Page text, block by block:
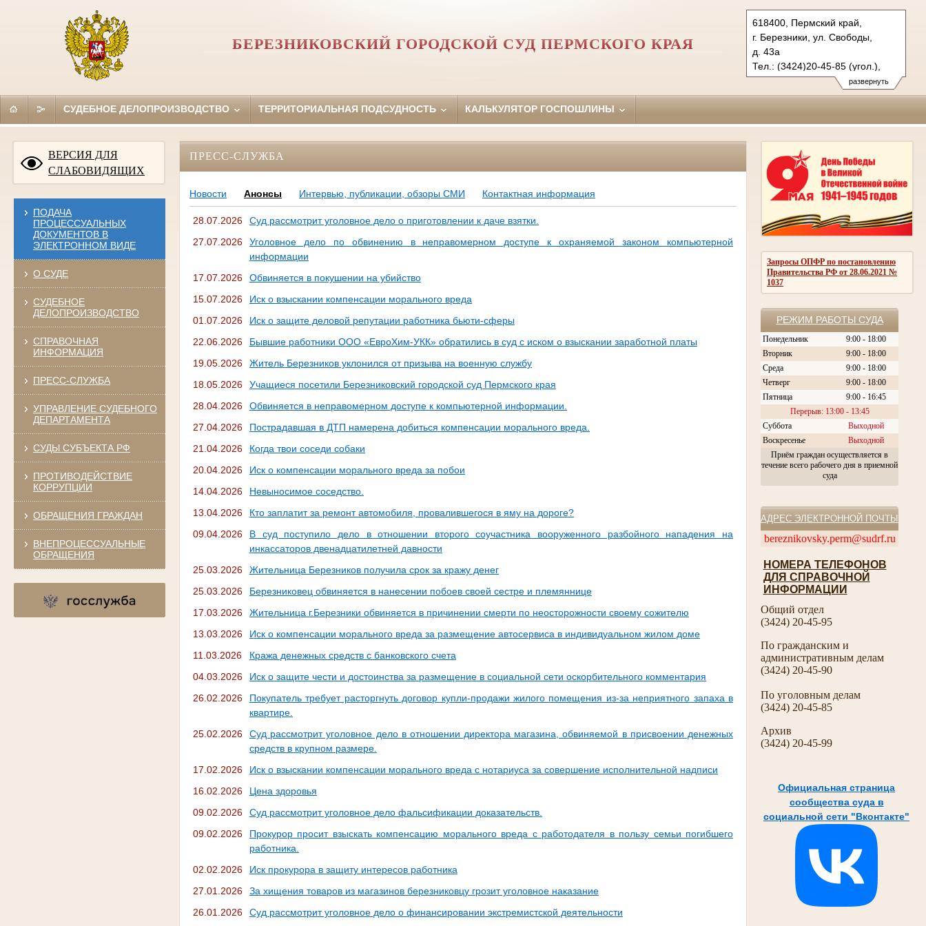
развернуть
618400, Пермский край,
г. Березники, ул. Свободы,
д. 43а
Тел.: (3424)20-45-85 (угол.),
(3424)20-45-90 (гражд.)
bereznikovsky.perm@sudrf.ru
БЕРЕЗНИКОВСКИЙ ГОРОДСКОЙ СУД ПЕРМСКОГО КРАЯ
СУДЕБНОЕ ДЕЛОПРОИЗВОДСТВО ТЕРРИТОРИАЛЬНАЯ ПОДСУДНОСТЬ КАЛЬКУЛЯТОР ГОСПОШЛИНЫ
ВЕРСИЯ ДЛЯ
СЛАБОВИДЯЩИХ
ПОДАЧА
ПРОЦЕССУАЛЬНЫХ
ДОКУМЕНТОВ В
ЭЛЕКТРОННОМ ВИДЕ
О СУДЕ
СУДЕБНОЕ
ДЕЛОПРОИЗВОДСТВО
СПРАВОЧНАЯ
ИНФОРМАЦИЯ
ПРЕСС-СЛУЖБА
УПРАВЛЕНИЕ СУДЕБНОГО
ДЕПАРТАМЕНТА
СУДЫ СУБЪЕКТА РФ
ПРОТИВОДЕЙСТВИЕ
КОРРУПЦИИ
ОБРАЩЕНИЯ ГРАЖДАН
ВНЕПРОЦЕССУАЛЬНЫЕ
ОБРАЩЕНИЯ
Запросы ОПФР по постановлению
Правительства РФ от 28.06.2021 №
1037
РЕЖИМ РАБОТЫ СУДА
Понедельник
9:00 - 18:00
Вторник
9:00 - 18:00
Среда
9:00 - 18:00
Четверг
9:00 - 18:00
Пятница
9:00 - 16:45
Перерыв: 13:00 - 13:45
Суббота
Выходной
Воскресенье
Выходной
Приём граждан осуществляется в
течение всего рабочего дня в приемной
суда
АДРЕС ЭЛЕКТРОННОЙ ПОЧТЫ
bereznikovsky.perm@sudrf.ru
НОМЕРА ТЕЛЕФОНОВ
ДЛЯ СПРАВОЧНОЙ
ИНФОРМАЦИИ
Общий отдел
(3424) 20-45-95
По гражданским и
административным делам
(3424) 20-45-90
По уголовным делам
(3424) 20-45-85
Архив
(3424) 20-45-99
Официальная страница
сообщества суда в
социальной сети "Вконтакте"
ПРЕСС-СЛУЖБА
Новости Анонсы Интервью, публикации, обзоры СМИ Контактная информация
28.07.2026
Суд рассмотрит уголовное дело о приготовлении к даче взятки.
27.07.2026
Уголовное дело по обвинению в неправомерном доступе к охраняемой законом компьютерной
информации
17.07.2026
Обвиняется в покушении на убийство
15.07.2026
Иск о взыскании компенсации морального вреда
01.07.2026
Иск о защите деловой репутации работника бьюти-сферы
22.06.2026
Бывшие работники ООО «ЕвроХим-УКК» обратились в суд с иском о взыскании заработной платы
19.05.2026
Житель Березников уклонился от призыва на военную службу
18.05.2026
Учащиеся посетили Березниковский городской суд Пермского края
28.04.2026
Обвиняется в неправомерном доступе к компьютерной информации.
27.04.2026
Пострадавшая в ДТП намерена добиться компенсации морального вреда.
21.04.2026
Когда твои соседи собаки
20.04.2026
Иск о компенсации морального вреда за побои
14.04.2026
Невыносимое соседство.
13.04.2026
Кто заплатит за ремонт автомобиля, провалившегося в яму на дороге?
09.04.2026
В суд поступило дело в отношении второго соучастника вооруженного разбойного нападения на
инкассаторов двенадцатилетней давности
25.03.2026
Жительница Березников получила срок за кражу денег
25.03.2026
Березниковец обвиняется в нанесении побоев своей сестре и племяннице
17.03.2026
Жительница г.Березники обвиняется в причинении смерти по неосторожности своему сожителю
13.03.2026
Иск о компенсации морального вреда за размещение автосервиса в индивидуальном жилом доме
11.03.2026
Кража денежных средств с банковского счета
04.03.2026
Иск о защите чести и достоинства за размещение в социальной сети оскорбительного комментария
26.02.2026
Покупатель требует расторгнуть договор купли-продажи жилого помещения из-за неприятного запаха в
квартире.
25.02.2026
Суд рассмотрит уголовное дело в отношении директора магазина, обвиняемой в присвоении денежных
средств в крупном размере.
17.02.2026
Иск о взыскании компенсации морального вреда с нотариуса за совершение исполнительной надписи
16.02.2026
Цена здоровья
09.02.2026
Суд рассмотрит уголовное дело фальсификации доказательств.
09.02.2026
Прокурор просит взыскать компенсацию морального вреда с работодателя в пользу семьи погибшего
работника.
02.02.2026
Иск прокурора в защиту интересов работника
27.01.2026
За хищения товаров из магазинов березниковцу грозит уголовное наказание
26.01.2026
Суд рассмотрит уголовное дело о финансировании экстремистской деятельности